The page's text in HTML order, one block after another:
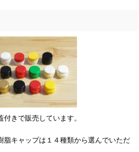
きで販売しています。
脂キャップは１４種類から選んでいただ